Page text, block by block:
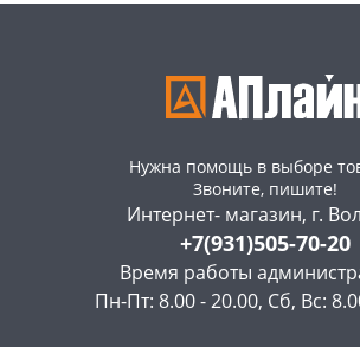
Нужна помощь в выборе
Звоните, пишите!
Интернет- магазин, г.
+7(931)505-70-20
Время работы
Пн-Пт: 8.00 - 20.00, Сб, Вс: